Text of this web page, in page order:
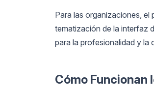
Para las organizaciones, el
tematización de la interfaz
para la profesionalidad y la
Cómo Funcionan